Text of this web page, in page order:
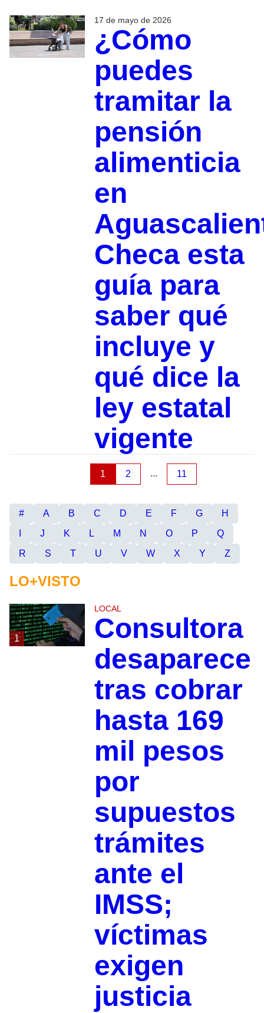
17 de mayo de 2026
¿Cómo
puedes
tramitar la
pensión
alimenticia
en
Checa esta
guía para
saber qué
incluye y
qué dice la
ley estatal
vigente
1 2 ... 11
# A B C D E F G
H
J K L M N O P
Q
R
S T U V W X Y Z
LO+VISTO
1
LOCAL
Consultora
desaparece
tras cobrar
hasta 169
mil pesos
por
supuestos
trámites
ante el
IMSS;
víctimas
exigen
justicia